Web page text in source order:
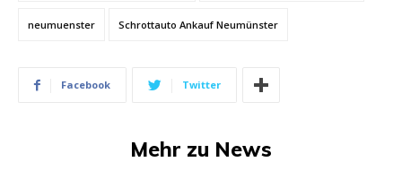
neumuenster Schrottauto Ankauf Neumünster
Facebook Twitter
Mehr zu News